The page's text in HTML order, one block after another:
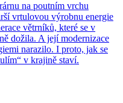
na poutním vrchu
vrtulovou výrobnu energie
větrníků, které se v
dožila. A její modernizace
narazilo. I proto, jak se
v krajině staví.